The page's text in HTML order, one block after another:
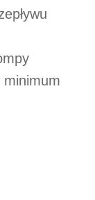
minimum